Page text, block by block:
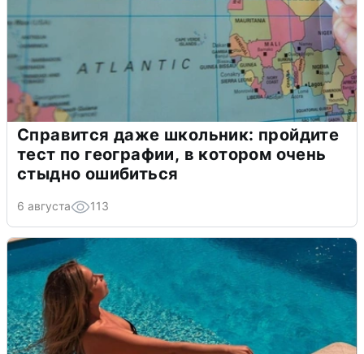
Справится даже школьник: пройдите
тест по географии, в котором очень
стыдно ошибиться
6 августа 113